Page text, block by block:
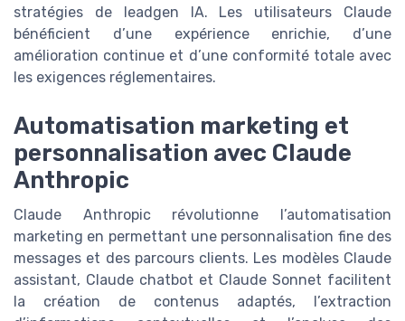
stratégies de leadgen IA. Les utilisateurs Claude
bénéficient d’une expérience enrichie, d’une
amélioration continue et d’une conformité totale avec
les exigences réglementaires.
Automatisation marketing et
personnalisation avec Claude
Anthropic
Claude Anthropic révolutionne l’automatisation
marketing en permettant une personnalisation fine des
messages et des parcours clients. Les modèles Claude
assistant, Claude chatbot et Claude Sonnet facilitent
la création de contenus adaptés, l’extraction